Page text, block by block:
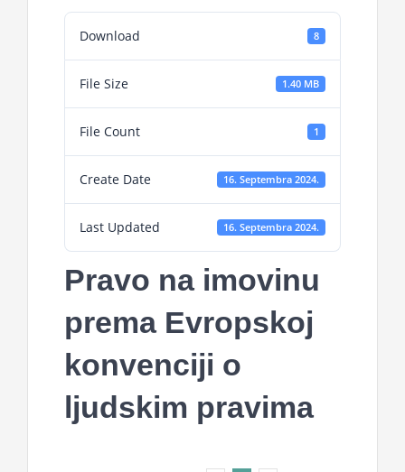
Download 8
File Size 1.40 MB
File Count 1
Create Date 16. Septembra 2024.
Last Updated 16. Septembra 2024.
Pravo na imovinu
prema Evropskoj
konvenciji o
ljudskim pravima